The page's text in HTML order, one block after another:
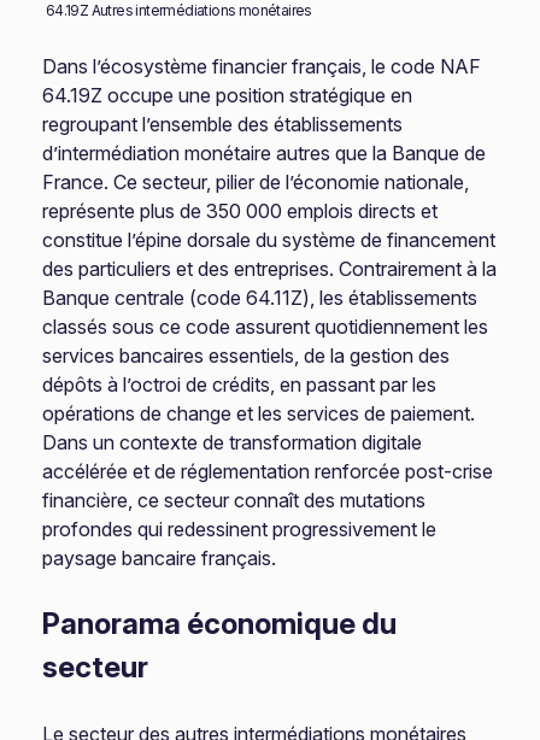
64.19Z Autres intermédiations monétaires
Dans l’écosystème financier français, le code NAF
64.19Z occupe une position stratégique en
regroupant l’ensemble des établissements
d’intermédiation monétaire autres que la Banque de
France. Ce secteur, pilier de l’économie nationale,
représente plus de 350 000 emplois directs et
constitue l’épine dorsale du système de financement
des particuliers et des entreprises. Contrairement à la
Banque centrale (code 64.11Z), les établissements
classés sous ce code assurent quotidiennement les
services bancaires essentiels, de la gestion des
dépôts à l’octroi de crédits, en passant par les
opérations de change et les services de paiement.
Dans un contexte de transformation digitale
accélérée et de réglementation renforcée post-crise
financière, ce secteur connaît des mutations
profondes qui redessinent progressivement le
paysage bancaire français.
Panorama économique du
secteur
Le secteur des autres intermédiations monétaires